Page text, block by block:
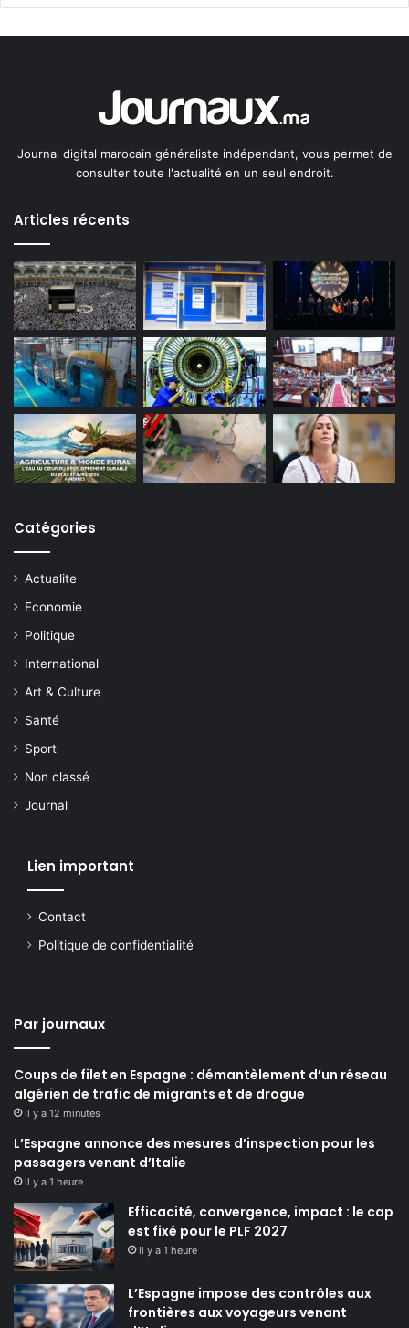
Journal digital marocain généraliste indépendant, vous permet de
consulter toute l'actualité en un seul endroit.
Articles récents
Catégories
Actualite
Economie
Politique
International
Art & Culture
Santé
Sport
Non classé
Journal
Lien important
Contact
Politique de confidentialité
Par journaux
Coups de filet en Espagne : démantèlement d’un réseau
algérien de trafic de migrants et de drogue
il y a 12 minutes
L’Espagne annonce des mesures d’inspection pour les
passagers venant d’Italie
il y a 1 heure
Efficacité, convergence, impact : le cap
est fixé pour le PLF 2027
il y a 1 heure
L’Espagne impose des contrôles aux
frontières aux voyageurs venant